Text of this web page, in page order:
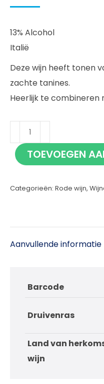
13% Alcohol
Italië
Deze wijn heeft tonen
zachte tanines.
Heerlijk te combineren
Renzo
Masi
Chianti
aantal
TOEVOEGEN
Categorieën: Rode wijn,
Aanvullende informatie
Barcode
Druivenras
Land van
wijn